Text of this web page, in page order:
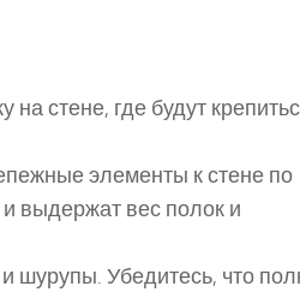
стене, где будут
элементы к стене по
выдержат вес полок и
шурупы. Убедитесь, что